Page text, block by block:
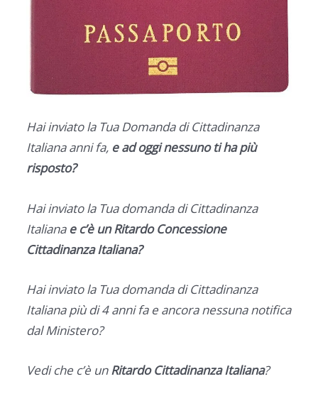
Hai inviato la Tua Domanda di Cittadinanza
Italiana anni fa, e ad oggi nessuno ti ha più
risposto?
Hai inviato la Tua domanda di Cittadinanza
Italiana e c’è un Ritardo Concessione
Cittadinanza Italiana?
Hai inviato la Tua domanda di Cittadinanza
Italiana più di 4 anni fa e ancora nessuna notifica
dal Ministero?
Vedi che c’è unRitardo Cittadinanza Italiana?